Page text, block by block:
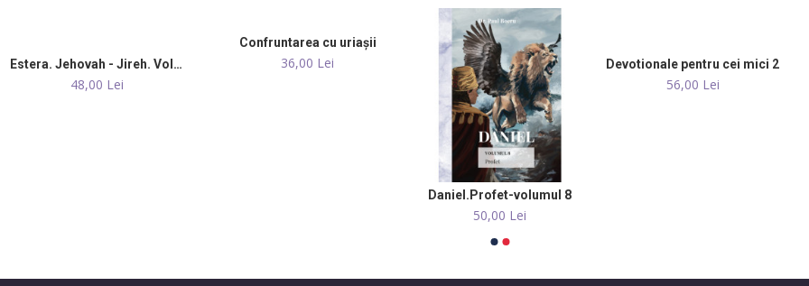
Estera. Jehovah - Jireh. Vol. 1
48,00 Lei
Confruntarea cu uriaşii
36,00 Lei
Daniel.Profet-volumul 8
50,00 Lei
Devotionale pentru cei mici 2
56,00 Lei